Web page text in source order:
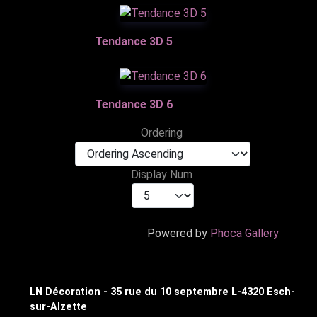
Tendance 3D 5
Tendance 3D 6
Ordering
Display Num
Powered by Phoca Gallery
LN Décoration - 35 rue du 10 septembre L-4320 Esch-
sur-Alzette